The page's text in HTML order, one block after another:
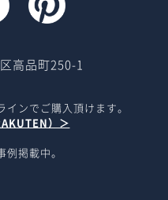
高品町250-1
ンでご購入頂けます。
）＞
掲載中。